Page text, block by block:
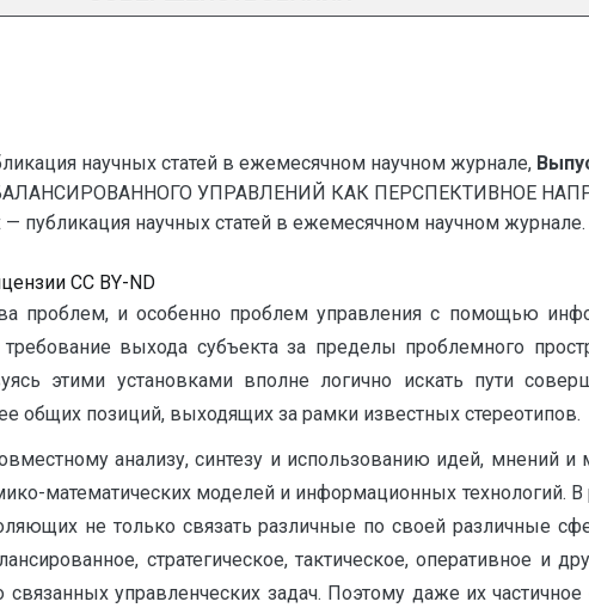
научных статей в ежемесячном научном журнале,
УПРАВЛЕНИЙ КАК ПЕРСПЕКТИВНОЕ
научных статей в ежемесячном научном журнале.
CC BY-ND
проблем, и особенно проблем управления с помощью
выхода субъекта за пределы проблемного
этими установками вполне логично искать пути
общих позиций, выходящих за рамки известных стереотипов.
анализу, синтезу и использованию идей, мнений
математических моделей и информационных технологий. В
не только связать различные по своей различные
стратегическое, тактическое, оперативное и
управленческих задач. Поэтому даже их